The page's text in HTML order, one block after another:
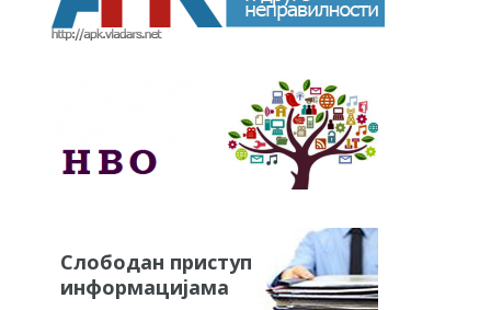
Слободан приступ
информацијама